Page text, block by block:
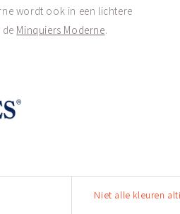
wordt ook in een lichtere
Minquiers Moderne.
Niet alle kleuren